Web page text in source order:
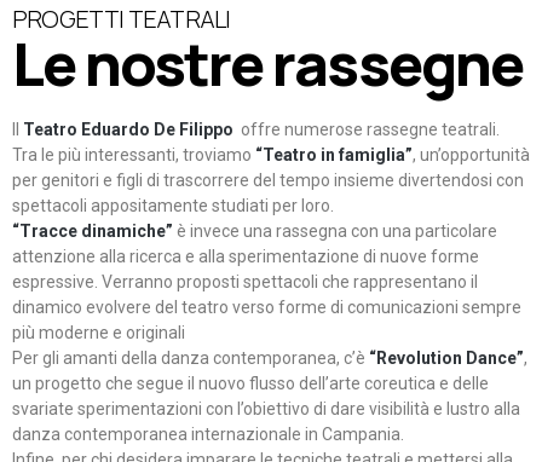
PROGETTI TEATRALI
Le nostre rassegne
Teatro Eduardo De Filippo offre numerose rassegne teatrali.
Tra le più interessanti, troviamo “Teatro in famiglia”, un’opportunità
per genitori e figli di trascorrere del tempo insieme divertendosi con
spettacoli appositamente studiati per loro.
“Tracce dinamiche” è invece una rassegna con una particolare
attenzione alla ricerca e alla sperimentazione di nuove forme
espressive. Verranno proposti spettacoli che rappresentano il
dinamico evolvere del teatro verso forme di comunicazioni sempre
più moderne e originali
Per gli amanti della danza contemporanea, c’è “Revolution Dance”,
un progetto che segue il nuovo flusso dell’arte coreutica e delle
svariate sperimentazioni con l’obiettivo di dare visibilità e lustro alla
danza contemporanea internazionale in Campania.